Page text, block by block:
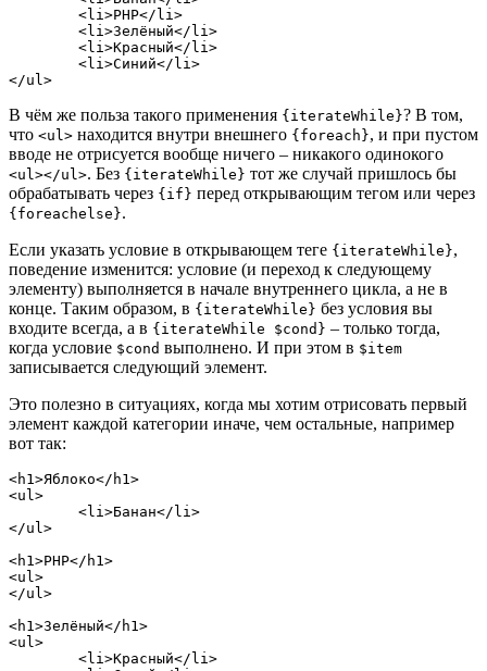
В чём же польза такого применения {iterateWhile}? В том,
что <ul> находится внутри внешнего {foreach}, и при пустом
вводе не отрисуется вообще ничего – никакого одинокого
<ul></ul>. Без {iterateWhile} тот же случай пришлось бы
обрабатывать через {if} перед открывающим тегом или через
{foreachelse}.
Если указать условие в открывающем теге {iterateWhile},
поведение изменится: условие (и переход к следующему
элементу) выполняется в начале внутреннего цикла, а не в
конце. Таким образом, в {iterateWhile} без условия вы
входите всегда, а в {iterateWhile $cond} – только тогда,
когда условие $cond выполнено. И при этом в $item
записывается следующий элемент.
Это полезно в ситуациях, когда мы хотим отрисовать первый
элемент каждой категории иначе, чем остальные, например
вот так:
<h1>Яблоко</h1>
<ul>
</ul>
<h1>PHP</h1>
<ul>
</ul>
<h1>Зелёный</h1>
<ul>